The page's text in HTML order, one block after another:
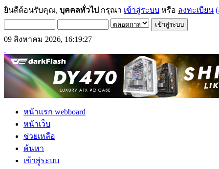
ยินดีต้อนรับคุณ, บุคคลทั่วไป กรุณา เข้าสู่ระบบ หรือ ลงทะเบียน
09 สิงหาคม 2026, 16:19:27
หน้าแรก webboard
หน้าเว็บ
ช่วยเหลือ
ค้นหา
เข้าสู่ระบบ